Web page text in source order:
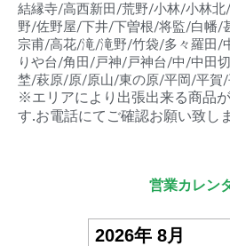
結縁寺/高西新田/荒野/小林/小林
野/佐野屋/下井/下曽根/将監/白幡/
宗甫/高花/滝/滝野/竹袋/多々羅田/
りや台/角田/戸神/戸神台/中/中田
埜/萩原/原/原山/東の原/平岡/平賀
※エリアにより出張出来る商品
す.お電話にてご確認お願い致し
営業カレン
2026年 8月